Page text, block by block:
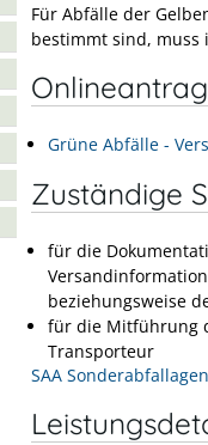
Für Abfälle der
bestimmt sind,
Grüne Abfälle -
Zuständige
für die
beziehungsweise
für die Mitführung
Transporteur
SAA